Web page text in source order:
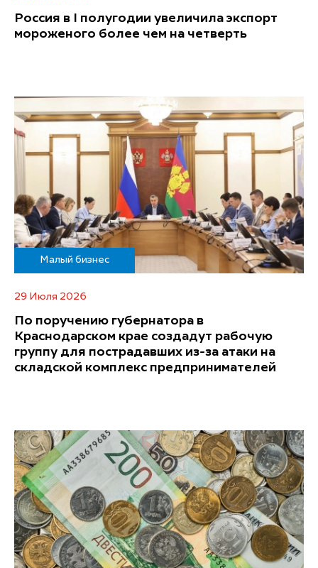
Россия в I полугодии увеличила экспорт
мороженого более чем на четверть
Малый бизнес
29 Июля 2026
По поручению губернатора в
Краснодарском крае создадут рабочую
группу для пострадавших из-за атаки на
складской комплекс предпринимателей